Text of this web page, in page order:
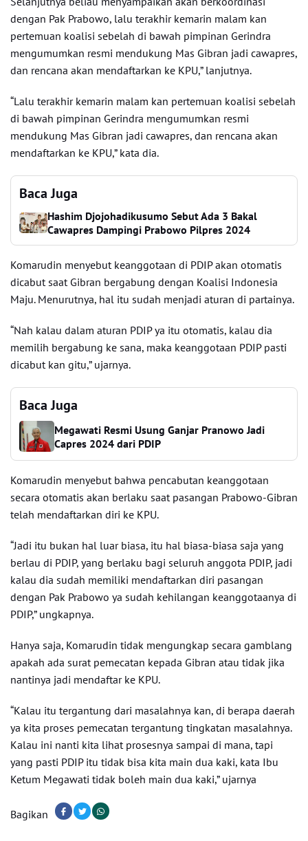
dengan Pak Prabowo, lalu terakhir kemarin malam kan
pertemuan koalisi sebelah di bawah pimpinan Gerindra
mengumumkan resmi mendukung Mas Gibran jadi cawapres,
dan rencana akan mendaftarkan ke KPU,” lanjutnya.
“Lalu terakhir kemarin malam kan pertemuan koalisi sebelah
di bawah pimpinan Gerindra mengumumkan resmi
mendukung Mas Gibran jadi cawapres, dan rencana akan
mendaftarkan ke KPU,” kata dia.
Baca Juga
Hashim Djojohadikusumo Sebut Ada 3 Bakal
Cawapres Dampingi Prabowo Pilpres 2024
Komarudin menyebut keanggotaan di PDIP akan otomatis
dicabut saat Gibran bergabung dengan Koalisi Indonesia
Maju. Menurutnya, hal itu sudah menjadi aturan di partainya.
“Nah kalau dalam aturan PDIP ya itu otomatis, kalau dia
memilih bergabung ke sana, maka keanggotaan PDIP pasti
dicabut kan gitu,” ujarnya.
Baca Juga
Megawati Resmi Usung Ganjar Pranowo Jadi
Capres 2024 dari PDIP
Komarudin menyebut bahwa pencabutan keanggotaan
secara otomatis akan berlaku saat pasangan Prabowo-Gibran
telah mendaftarkan diri ke KPU.
“Jadi itu bukan hal luar biasa, itu hal biasa-biasa saja yang
berlau di PDIP, yang berlaku bagi seluruh anggota PDIP, jadi
kalau dia sudah memiliki mendaftarkan diri pasangan
dengan Pak Prabowo ya sudah kehilangan keanggotaanya di
PDIP,” ungkapnya.
Hanya saja, Komarudin tidak mengungkap secara gamblang
apakah ada surat pemecatan kepada Gibran atau tidak jika
nantinya jadi mendaftar ke KPU.
“Kalau itu tergantung dari masalahnya kan, di berapa daerah
ya kita proses pemecatan tergantung tingkatan masalahnya.
Kalau ini nanti kita lihat prosesnya sampai di mana, tapi
yang pasti PDIP itu tidak bisa kita main dua kaki, kata Ibu
Ketum Megawati tidak boleh main dua kaki,” ujarnya
Bagikan